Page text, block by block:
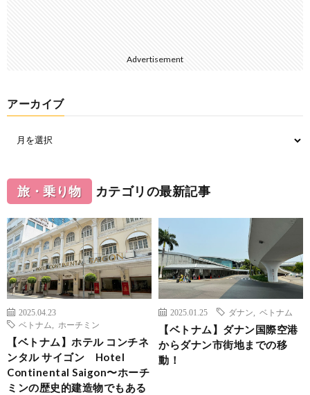
Advertisement
アーカイブ
旅・乗り物 カテゴリの最新記事
2025.04.23
ベトナム
ホーチミン
【ベトナム】ホテル コンチネ
ンタル サイゴン Hotel
Continental Saigon〜ホーチ
ミンの歴史的建造物でもある
2025.01.25 ダナン ベトナム
【ベトナム】ダナン国際空港
からダナン市街地までの移
動！